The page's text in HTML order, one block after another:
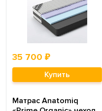
35 700 ₽
Купить
Матрас Anatomiq